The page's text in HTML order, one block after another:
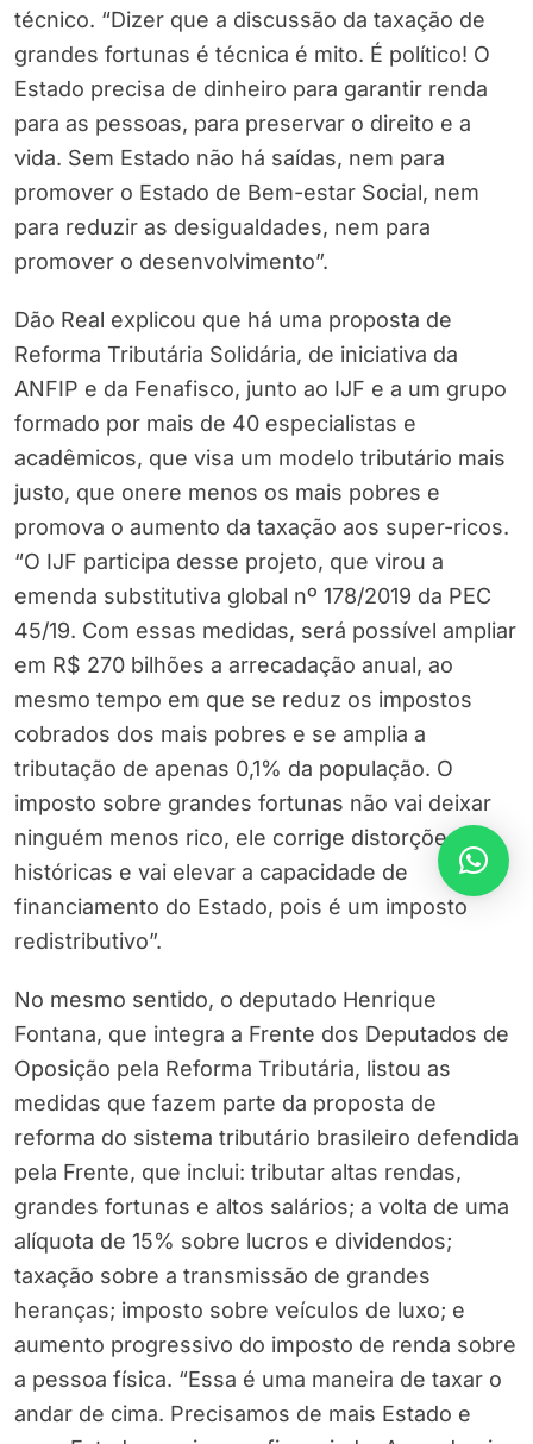
técnico. “Dizer que a discussão da taxação de
grandes fortunas é técnica é mito. É político! O
Estado precisa de dinheiro para garantir renda
para as pessoas, para preservar o direito e a
vida. Sem Estado não há saídas, nem para
promover o Estado de Bem-estar Social, nem
para reduzir as desigualdades, nem para
promover o desenvolvimento”.
Dão Real explicou que há uma proposta de
Reforma Tributária Solidária, de iniciativa da
ANFIP e da Fenafisco, junto ao IJF e a um grupo
formado por mais de 40 especialistas e
acadêmicos, que visa um modelo tributário mais
justo, que onere menos os mais pobres e
promova o aumento da taxação aos super-ricos.
“O IJF participa desse projeto, que virou a
emenda substitutiva global nº 178/2019 da PEC
45/19. Com essas medidas, será possível ampliar
em R$ 270 bilhões a arrecadação anual, ao
mesmo tempo em que se reduz os impostos
cobrados dos mais pobres e se amplia a
tributação de apenas 0,1% da população. O
imposto sobre grandes fortunas não vai deixar
ninguém menos rico, ele corrige distorções
históricas e vai elevar a capacidade de
financiamento do Estado, pois é um imposto
redistributivo”.
No mesmo sentido, o deputado Henrique
Fontana, que integra a Frente dos Deputados de
Oposição pela Reforma Tributária, listou as
medidas que fazem parte da proposta de
reforma do sistema tributário brasileiro defendida
pela Frente, que inclui: tributar altas rendas,
grandes fortunas e altos salários; a volta de uma
alíquota de 15% sobre lucros e dividendos;
taxação sobre a transmissão de grandes
heranças; imposto sobre veículos de luxo; e
aumento progressivo do imposto de renda sobre
a pessoa física. “Essa é uma maneira de taxar o
andar de cima. Precisamos de mais Estado e